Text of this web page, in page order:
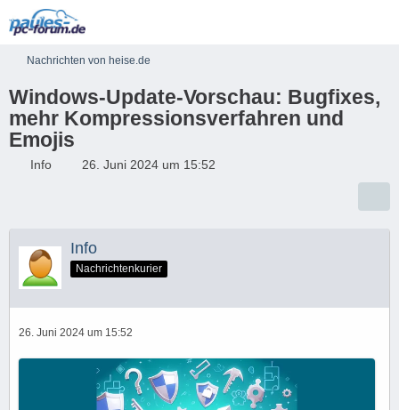
Nachrichten von heise.de
Windows-Update-Vorschau: Bugfixes,
mehr Kompressionsverfahren und
Emojis
Info 26. Juni 2024 um 15:52
Info
Nachrichtenkurier
26. Juni 2024 um 15:52